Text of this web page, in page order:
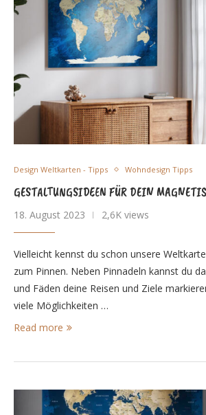
Design Weltkarten - Tipps Wohndesign Tipps
GESTALTUNGSIDEEN FÜR DEIN
18. August 2023 2,6K views
Vielleicht kennst du schon unsere
zum Pinnen. Neben Pinnadeln kannst du
und Fäden deine Reisen und Ziele
viele Möglichkeiten …
Read more